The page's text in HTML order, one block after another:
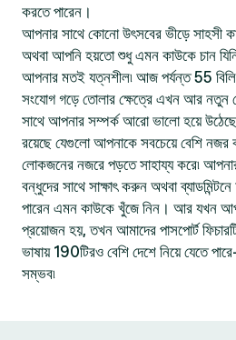
করতে পারেন।
আপনার সাথে কোনো উৎসবের ভীড়ে সাহসী
অথবা আপনি হয়তো শুধু এমন কাউকে চান যিনি
আপনার মতই যত্নশীল৷ আজ পর্যন্ত 55
সংযোগ গড়ে তোলার ক্ষেত্রে এখন আর নতুন
সাথে আপনার সম্পর্ক আরো ভালো হয়ে
রয়েছে যেগুলো আপনাকে সবচেয়ে বেশি নজর
লোকজনের নজরে পড়তে সাহায্য করে৷
বন্ধুদের সাথে সাক্ষাৎ করুন অথবা
পারেন এমন কাউকে খুঁজে নিন। আর যখন
প্রয়োজন হয়, তখন আমাদের পাসপোর্ট
ভাষায় 190টিরও বেশি দেশে নিয়ে যেতে
সম্ভব৷